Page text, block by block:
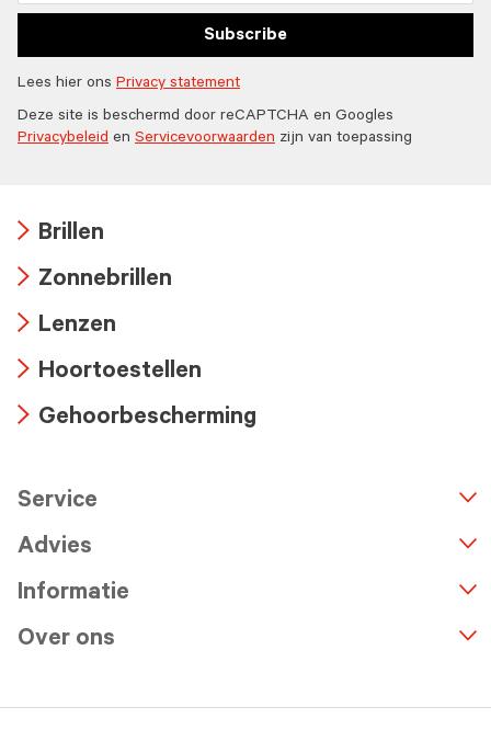
Subscribe
Lees hier ons Privacy statement
Deze site is beschermd door reCAPTCHA en Googles
Privacybeleid en Servicevoorwaarden zijn van toepassing
icon
Brillen
icon
Zonnebrillen
icon
Lenzen
icon
Hoortoestellen
Gehoorbescherming
Service
Advies
Informatie
Over ons